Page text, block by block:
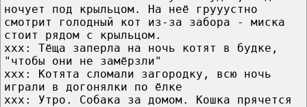
ночует под крыльцом. На неё грууустно
смотрит голодный кот из-за забора - миска
стоит рядом с крыльцом.
xxx: Тёща заперла на ночь котят в будке,
"чтобы они не замёрзли"
xxx: Котята сломали загородку, всю ночь
играли в догонялки по ёлке
xxx: Утро. Собака за домом. Кошка прячется